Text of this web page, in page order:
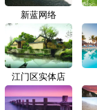
新蓝网络
江门区实体店